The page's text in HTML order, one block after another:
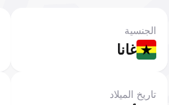
غانا
الجنسية
تاريخ الميلاد